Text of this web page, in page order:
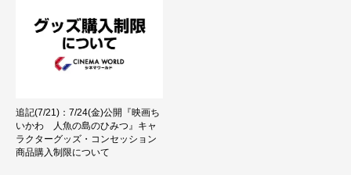
追記(7/21)：7/24(金)公開『映画ち
いかわ 人魚の島のひみつ』キャ
ラクターグッズ・コンセッション
商品購入制限について